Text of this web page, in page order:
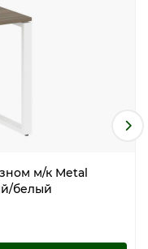
м/к Metal
белый